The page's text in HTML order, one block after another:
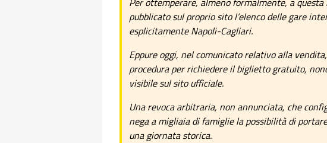
pubblicato sul proprio sito l’elenco delle gare
esplicitamente Napoli-Cagliari.
Eppure oggi, nel comunicato relativo alla
procedura per richiedere il biglietto gratuito,
visibile sul sito ufficiale.
Una revoca arbitraria, non annunciata, che
nega a migliaia di famiglie la possibilità di
una giornata storica.